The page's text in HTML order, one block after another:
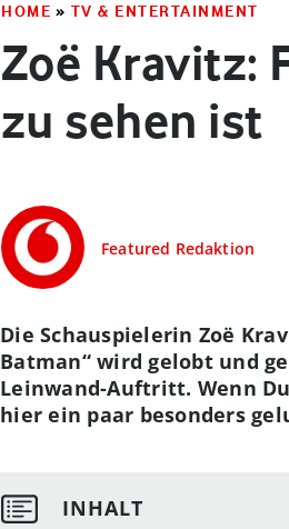
HOME » TV & ENTERTAINMENT
Zoë Kravitz:
zu sehen ist
Featured Redaktion
Die Schauspielerin Zoë
Batman“ wird gelobt und
Leinwand-Auftritt. Wenn
hier ein paar besonders